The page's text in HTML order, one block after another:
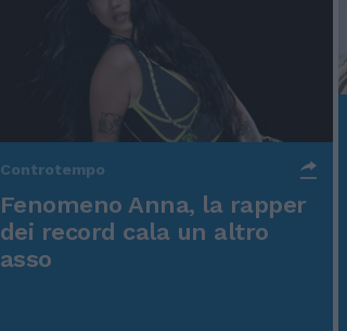
Controtempo
Fenomeno Anna, la rapper
dei record cala un altro
asso